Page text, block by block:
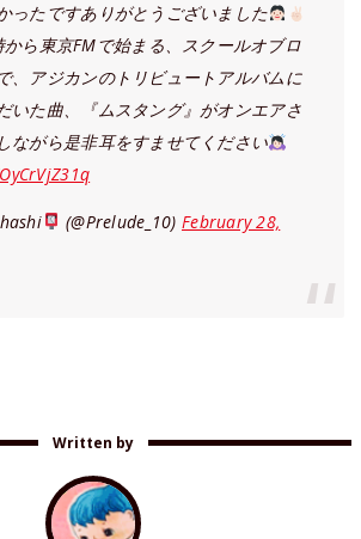
ったですありがとうございました
ら東京FMで始まる、スクールオブロ
、アジカンのトリビュートアルバムに
いた曲、『ムスタング』がオンエアさ
ながら是非耳をすませてください
(@Prelude_10) February 28,
Written by